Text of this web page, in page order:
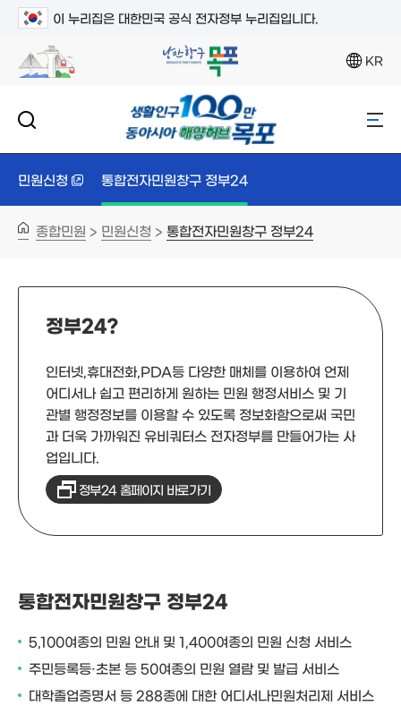
이 누리집은 대한민국 공식 전자정부 누리집입니다.
KR
민원신청 통합전자민원창구 정부24
종합민원 > 민원신청 > 통합전자민원창구 정부24
정부24?
인터넷,휴대전화,PDA등 다양한 매체를 이용하여 언제
어디서나 쉽고 편리하게 원하는 민원 행정서비스 및 기
관별 행정정보를 이용할 수 있도록 정보화함으로써 국민
과 더욱 가까워진 유비쿼터스 전자정부를 만들어가는 사
업입니다.
정부24 홈페이지 바로가기
통합전자민원창구 정부24
5,100여종의 민원 안내 및 1,400여종의 민원 신청 서비스
주민등록등·초본 등 50여종의 민원 열람 및 발급 서비스
대학졸업증명서 등 288종에 대한 어디서나민원처리제 서비스